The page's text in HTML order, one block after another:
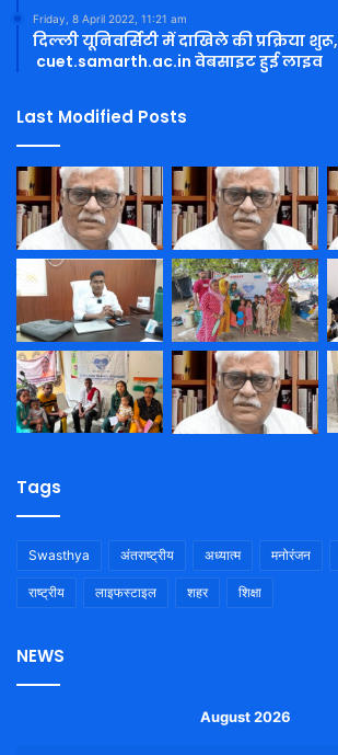
Friday, 8 April 2022, 11:21 am
दिल्ली यूनिवर्सिटी में दाखिले की प्रक्रिया शुरू,
cuet.samarth.ac.in वेबसाइट हुई लाइव
Last Modified Posts
Tags
Swasthya अंतराष्ट्रीय अध्यात्म मनोरंजन
राष्ट्रीय लाइफस्टाइल शहर शिक्षा
NEWS
August 2026